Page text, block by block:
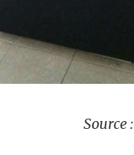
Source :